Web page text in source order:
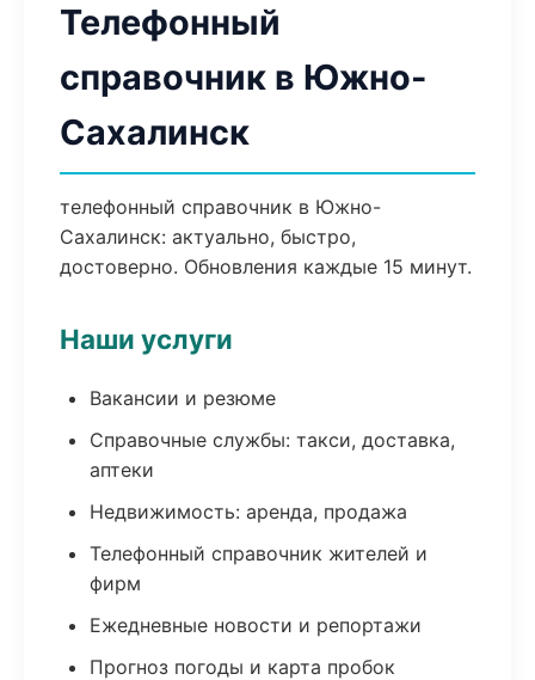
Телефонный
справочник в Южно-
Сахалинск
телефонный справочник в Южно-
Сахалинск: актуально, быстро,
достоверно. Обновления каждые 15 минут.
Наши услуги
Вакансии и резюме
Справочные службы: такси, доставка,
аптеки
Недвижимость: аренда, продажа
Телефонный справочник жителей и
фирм
Ежедневные новости и репортажи
Прогноз погоды и карта пробок